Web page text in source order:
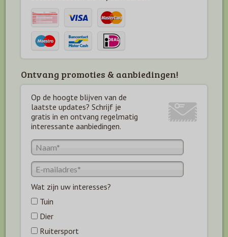
Ontvang promoties & aanbiedingen!
Op de hoogte blijven van de
laatste updates? Schrijf je
gratis in en ontvang regelmatig
interessante aanbiedingen.
Wat zijn uw interesses?
Tuin
Dier
Ruitersport